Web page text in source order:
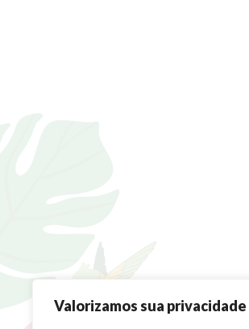
Valorizamos sua privacidade